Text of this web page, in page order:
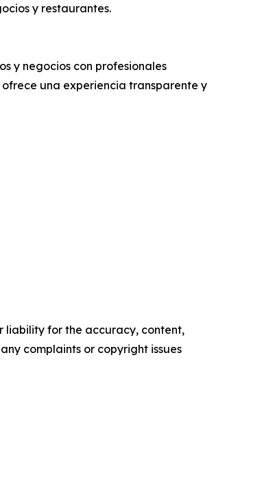
y restaurantes.
y negocios con profesionales
una experiencia transparente y
liability for the accuracy, content,
complaints or copyright issues